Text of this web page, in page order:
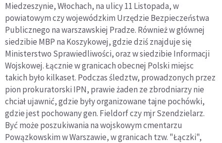
Miedzeszynie, Włochach, na ulicy 11 Listopada, w
powiatowym czy wojewódzkim Urzędzie Bezpieczeństwa
Publicznego na warszawskiej Pradze. Również w głównej
siedzibie MBP na Koszykowej, gdzie dziś znajduje się
Ministerstwo Sprawiedliwości, oraz w siedzibie Informacji
Wojskowej. Łącznie w granicach obecnej Polski miejsc
takich było kilkaset. Podczas śledztw, prowadzonych przez
pion prokuratorski IPN, prawie żaden ze zbrodniarzy nie
chciał ujawnić, gdzie były organizowane tajne pochówki,
gdzie jest pochowany gen. Fieldorf czy mjr Szendzielarz.
Być może poszukiwania na wojskowym cmentarzu
Powązkowskim w Warszawie, w granicach tzw. "Łączki",